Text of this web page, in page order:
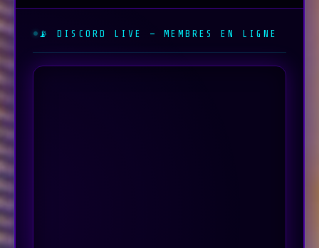
📡 DISCORD LIVE — MEMBRES EN LIGNE